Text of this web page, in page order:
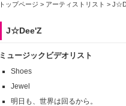
トップページ > アーティストリスト >
J☆Dee'Z
ミュージックビデオリスト
Shoes
Jewel
明日も、世界は回るから。